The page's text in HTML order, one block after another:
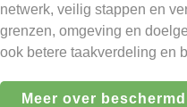
netwerk, veilig stappen en
grenzen, omgeving en
ook betere taakverdeling en
Meer over